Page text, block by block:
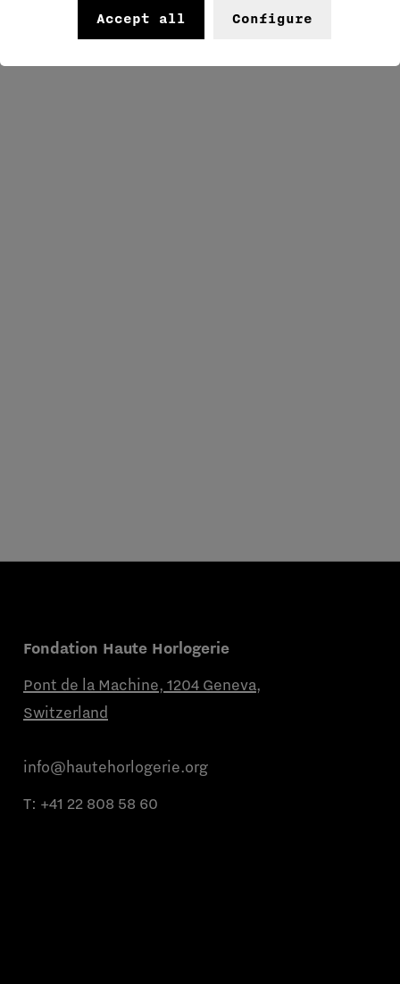
Fondation Haute Horlogerie
Pont de la Machine, 1204 Geneva,
Switzerland
info@hautehorlogerie.org
T: +41 22 808 58 60
Accept all Configure